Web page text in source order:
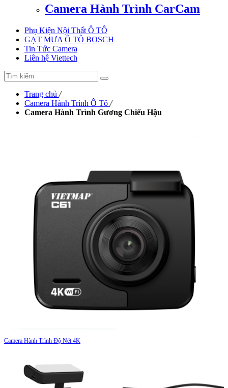
Camera Hành Trình CarCam
Phụ Kiện Nội Thất Ô TÔ
GẠT MƯA Ô TÔ BOSCH
Tin Tức Camera
Liên hệ Viettech
Trang chủ /
Camera Hành Trình Ô Tô /
Camera Hành Trình Gương Chiếu Hậu
Camera Hành Trình Độ Nét 4K